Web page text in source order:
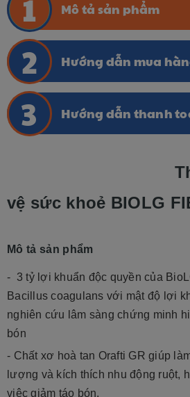
Mô tả sản phẩm
Hướng dẫn mua
Hướng dẫn thanh
Thực
vệ sức khoẻ BIOLG
Mô tả sản phẩm
- 3 tỷ lợi khuẩn độc quyền của
Bacillus coagulans với mật độ lợi
nghiên cứu lâm sàng chứng minh
bón
- Chất xơ hoà tan Orafti GR giúp
lượng và kích thích nhu động ruột,
việc giảm táo bón.